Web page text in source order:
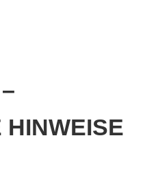
HINWEISE